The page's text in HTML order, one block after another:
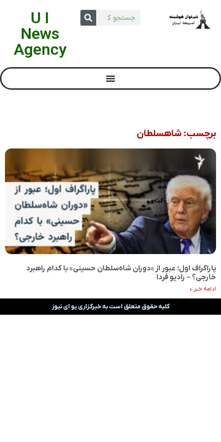
U I
News
Agency
برچسب: شاهسلطان
پاراگراف اول؛ عبور از «دوران شاه‌سلطان حسینی» با کدام راهبرد
خارجی؟ – رادیو فردا
ادامه خبر »
کلیه حقوق متعلق است به خبرگزاری یو ای نیوز